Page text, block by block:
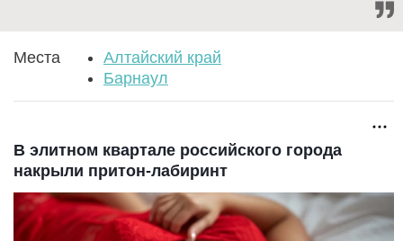
Места
Алтайский край
Барнаул
В элитном квартале российского города
накрыли притон-лабиринт